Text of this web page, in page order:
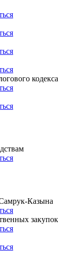
кодекса
Казына
закупок